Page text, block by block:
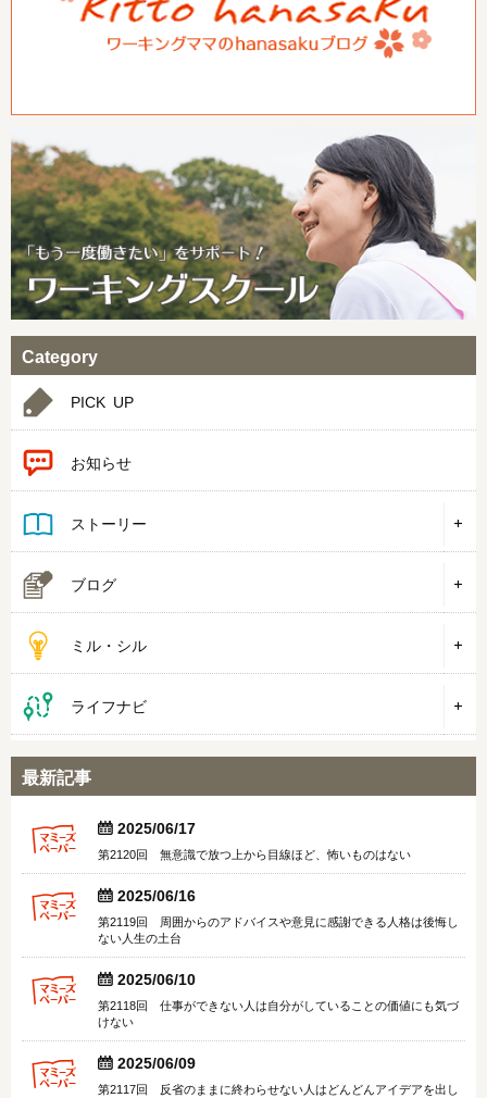
Category
PICK UP
お知らせ
ストーリー
ブログ
ミル・シル
ライフナビ
最新記事
  2025/06/17
第2120回 無意識で放つ上から目線ほど、怖いものはない
  2025/06/16
第2119回 周囲からのアドバイスや意見に感謝できる人格は後悔し
ない人生の土台
  2025/06/10
第2118回 仕事ができない人は自分がしていることの価値にも気づ
けない
  2025/06/09
第2117回 反省のままに終わらせない人はどんどんアイデアを出し